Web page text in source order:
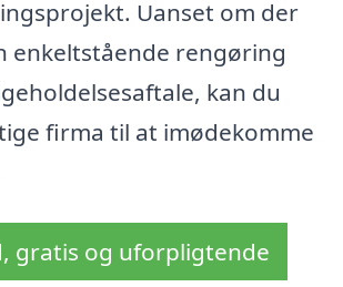
Uanset om der
enkeltstående rengøring
kan du
firma til at imødekomme
gratis og uforpligtende